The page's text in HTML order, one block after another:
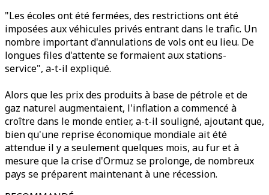
"Les écoles ont été fermées, des restrictions ont été
imposées aux véhicules privés entrant dans le trafic. Un
nombre important d'annulations de vols ont eu lieu. De
longues files d'attente se formaient aux stations-
service", a-t-il expliqué.
Alors que les prix des produits à base de pétrole et de
gaz naturel augmentaient, l'inflation a commencé à
croître dans le monde entier, a-t-il souligné, ajoutant que,
bien qu'une reprise économique mondiale ait été
attendue il y a seulement quelques mois, au fur et à
mesure que la crise d'Ormuz se prolonge, de nombreux
pays se préparent maintenant à une récession.